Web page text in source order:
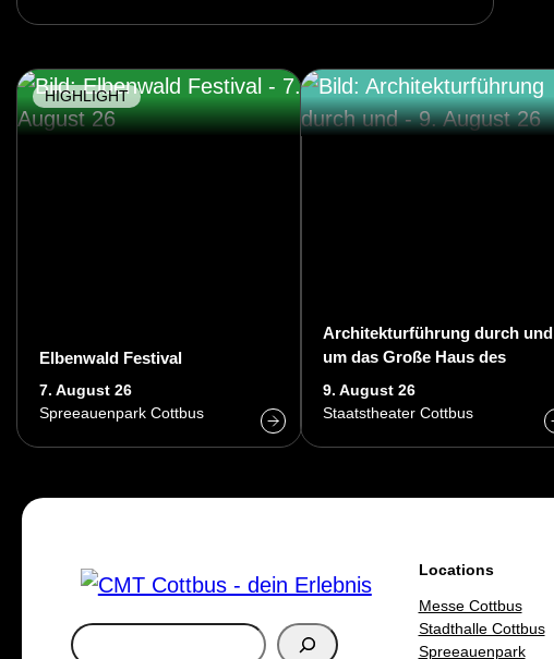
al
HIGHLIGHT
Elbenwald Festival
7. August 26
Spreeauenpark Cottbus
Architekturführung durch und
um das Große Haus des
Staatstheaters Cottbus
9. August 26
Staatstheater Cottbus
S
Locations
Messe Cottbus
Stadthalle Cottbus
Spreeauenpark